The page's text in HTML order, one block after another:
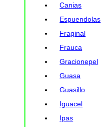
Canias
Espuendolas
Fraginal
Frauca
Gracionepel
Guasa
Guasillo
Iguacel
Ipas